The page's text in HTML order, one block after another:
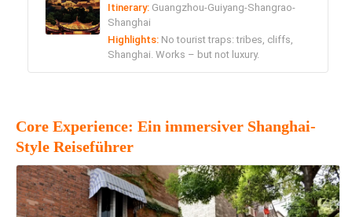
Itinerary: Guangzhou-Guiyang-Shangrao-
Shanghai
Highlights: No tourist traps: tribes, cliffs,
Shanghai. Works – but not luxury.
Core Experience: Ein immersiver Shanghai-
Style Reiseführer